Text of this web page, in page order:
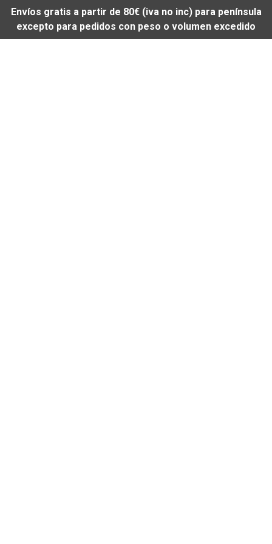
Envíos gratis a partir de 80€ (iva no inc) para península
excepto para pedidos con peso o volumen excedido